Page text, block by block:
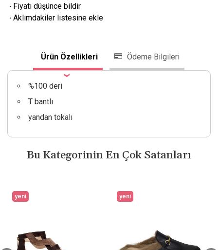
· Fiyatı düşünce bildir
· Aklımdakiler listesine ekle
Ürün Özellikleri Ödeme Bilgileri
%100 deri
T bantlı
yandan tokalı
Bu Kategorinin En Çok Satanları
yeni yeni